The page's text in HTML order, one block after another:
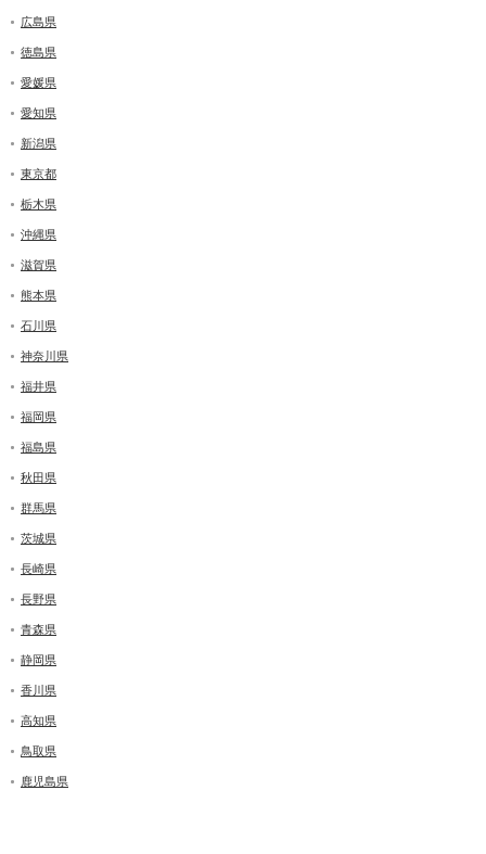
広島県
徳島県
愛媛県
愛知県
新潟県
東京都
栃木県
沖縄県
滋賀県
熊本県
石川県
神奈川県
福井県
福岡県
福島県
秋田県
群馬県
茨城県
長崎県
長野県
青森県
静岡県
香川県
高知県
鳥取県
鹿児島県